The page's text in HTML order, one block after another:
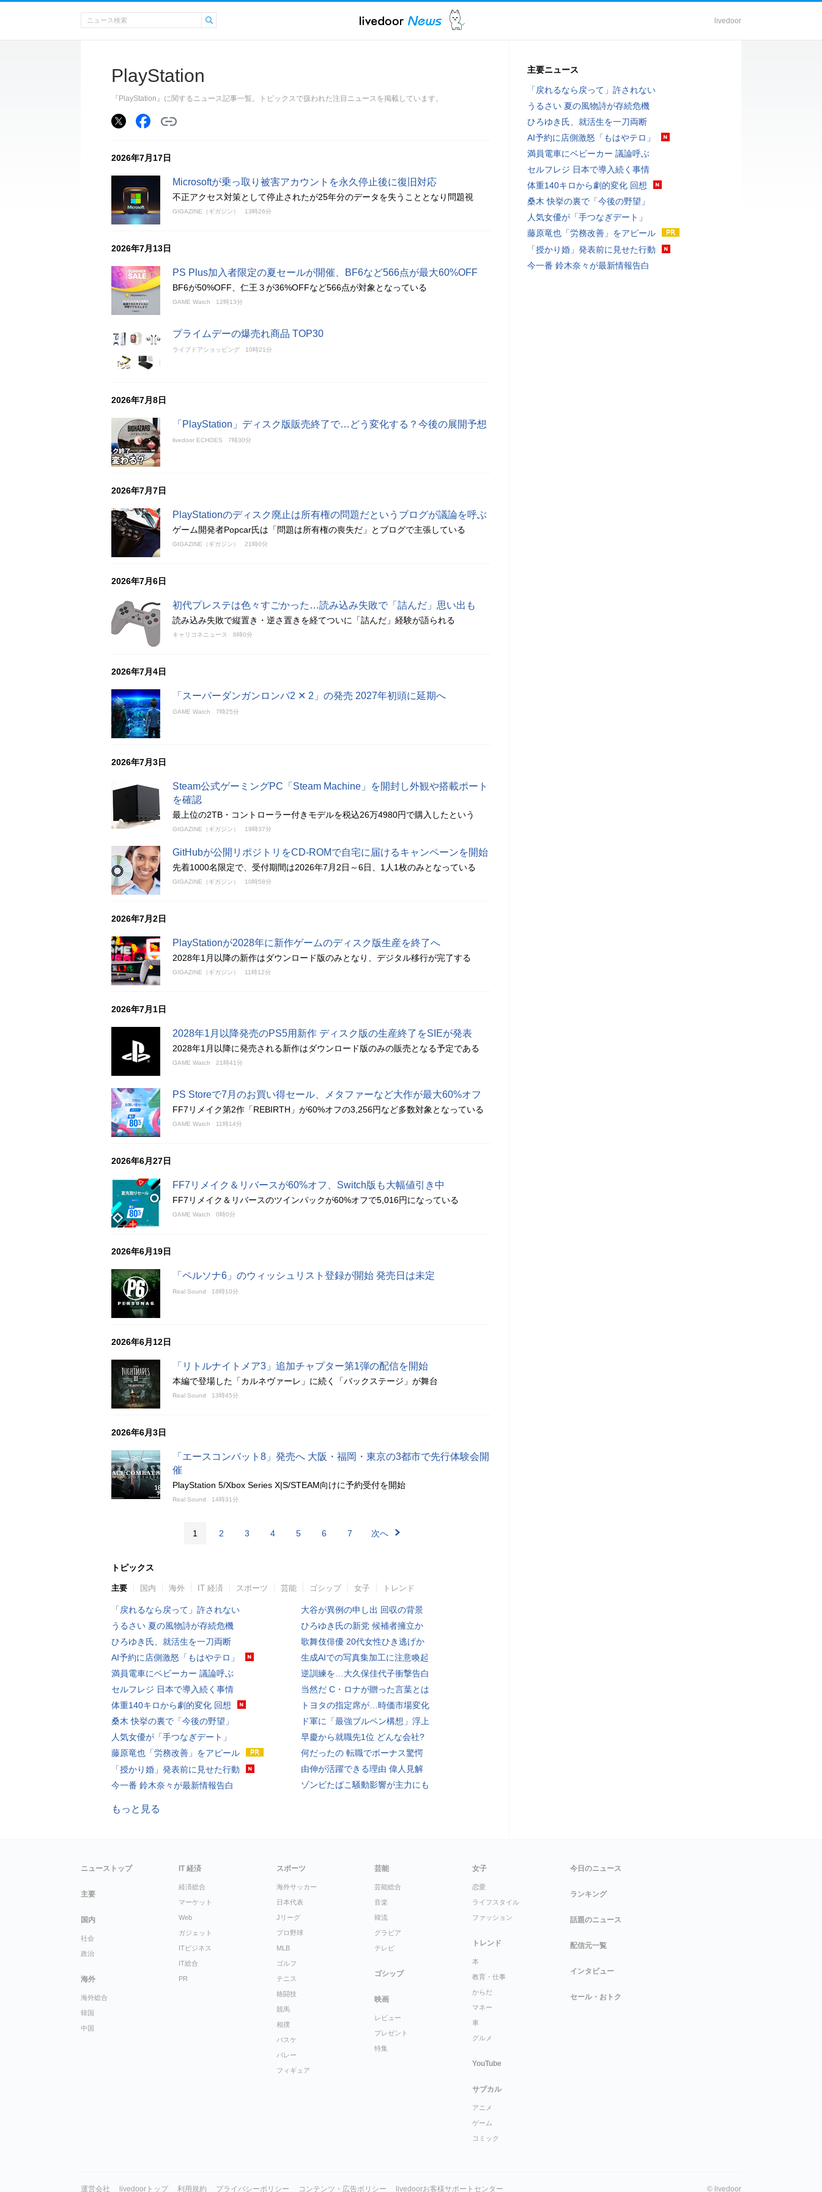
livedoor
PlayStation
『PlayStation』に関するニュース記事一覧。トピックスで扱われた注目ニュースを掲載しています。
2026年7月17日
Microsoftが乗っ取り被害アカウントを永久停止後に復旧対応
不正アクセス対策として停止されたが25年分のデータを失うこととなり問題視
GIGAZINE（ギガジン） 13時26分
2026年7月13日
PS Plus加入者限定の夏セールが開催、BF6など566点が最大60%OFF
BF6が50%OFF、仁王３が36%OFFなど566点が対象となっている
GAME Watch 12時13分
プライムデーの爆売れ商品 TOP30
ライブドアショッピング 10時21分
2026年7月8日
「PlayStation」ディスク版販売終了で…どう変化する？今後の展開予想
livedoor ECHOES 7時30分
2026年7月7日
PlayStationのディスク廃止は所有権の問題だというブログが議論を呼ぶ
ゲーム開発者Popcar氏は「問題は所有権の喪失だ」とブログで主張している
GIGAZINE（ギガジン） 21時0分
2026年7月6日
初代プレステは色々すごかった…読み込み失敗で「詰んだ」思い出も
読み込み失敗で縦置き・逆さ置きを経てついに「詰んだ」経験が語られる
キャリコネニュース 6時0分
2026年7月4日
「スーパーダンガンロンパ2 ✕ 2」の発売 2027年初頭に延期へ
GAME Watch 7時25分
2026年7月3日
Steam公式ゲーミングPC「Steam Machine」を開封し外観や搭載ポート
を確認
最上位の2TB・コントローラー付きモデルを税込26万4980円で購入したという
GIGAZINE（ギガジン） 19時37分
GitHubが公開リポジトリをCD-ROMで自宅に届けるキャンペーンを開始
先着1000名限定で、受付期間は2026年7月2日～6日、1人1枚のみとなっている
GIGAZINE（ギガジン） 10時58分
2026年7月2日
PlayStationが2028年に新作ゲームのディスク版生産を終了へ
2028年1月以降の新作はダウンロード版のみとなり、デジタル移行が完了する
GIGAZINE（ギガジン） 11時12分
2026年7月1日
2028年1月以降発売のPS5用新作 ディスク版の生産終了をSIEが発表
2028年1月以降に発売される新作はダウンロード版のみの販売となる予定である
GAME Watch 21時41分
PS Storeで7月のお買い得セール、メタファーなど大作が最大60%オフ
FF7リメイク第2作「REBIRTH」が60%オフの3,256円など多数対象となっている
GAME Watch 11時14分
2026年6月27日
FF7リメイク＆リバースが60%オフ、Switch版も大幅値引き中
FF7リメイク＆リバースのツインパックが60%オフで5,016円になっている
GAME Watch 0時0分
2026年6月19日
「ペルソナ6」のウィッシュリスト登録が開始 発売日は未定
Real Sound 18時10分
2026年6月12日
「リトルナイトメア3」追加チャプター第1弾の配信を開始
本編で登場した「カルネヴァーレ」に続く「バックステージ」が舞台
Real Sound 13時45分
2026年6月3日
「エースコンバット8」発売へ 大阪・福岡・東京の3都市で先行体験会開
催
PlayStation 5/Xbox Series X|S/STEAM向けに予約受付を開始
Real Sound 14時31分
1 2 3 4 5 6 7 次へ
トピックス
主要 国内 海外 IT 経済 スポーツ 芸能 ゴシップ 女子 トレンド
「戻れるなら戻って」許されない
うるさい 夏の風物詩が存続危機
ひろゆき氏、就活生を一刀両断
AI予約に店側激怒「もはやテロ」
満員電車にベビーカー 議論呼ぶ
セルフレジ 日本で導入続く事情
体重140キロから劇的変化 回想
桑木 快挙の裏で「今後の野望」
人気女優が「手つなぎデート」
藤原竜也「労務改善」をアピール
「授かり婚」発表前に見せた行動
今一番 鈴木奈々が最新情報告白
大谷が異例の申し出 回収の背景
ひろゆき氏の新党 候補者擁立か
歌舞伎俳優 20代女性ひき逃げか
生成AIでの写真集加工に注意喚起
逆訓練を…大久保佳代子衝撃告白
当然だ C・ロナが贈った言葉とは
トヨタの指定席が…時価市場変化
ド軍に「最強ブルペン構想」浮上
早慶から就職先1位 どんな会社?
何だったの 転職でボーナス驚愕
由伸が活躍できる理由 偉人見解
ゾンビたばこ騒動影響が主力にも
もっと見る
主要ニュース
「戻れるなら戻って」許されない
うるさい 夏の風物詩が存続危機
ひろゆき氏、就活生を一刀両断
AI予約に店側激怒「もはやテロ」
満員電車にベビーカー 議論呼ぶ
セルフレジ 日本で導入続く事情
体重140キロから劇的変化 回想
桑木 快挙の裏で「今後の野望」
人気女優が「手つなぎデート」
藤原竜也「労務改善」をアピール
「授かり婚」発表前に見せた行動
今一番 鈴木奈々が最新情報告白
ニューストップ
主要
国内
社会
政治
海外
海外総合
韓国
中国
IT 経済
経済総合
マーケット
Web
ガジェット
ITビジネス
IT総合
PR
スポーツ
海外サッカー
日本代表
Jリーグ
プロ野球
MLB
ゴルフ
テニス
格闘技
競馬
相撲
バスケ
バレー
フィギュア
芸能
芸能総合
音楽
韓流
グラビア
テレビ
ゴシップ
映画
レビュー
プレゼント
特集
女子
恋愛
ライフスタイル
ファッション
トレンド
本
教育・仕事
からだ
マネー
車
グルメ
YouTube
サブカル
アニメ
ゲーム
コミック
今日のニュース
ランキング
話題のニュース
配信元一覧
インタビュー
セール・おトク
運営会社 livedoorトップ 利用規約 プライバシーポリシー コンテンツ・広告ポリシー livedoorお客様サポートセンター © livedoor